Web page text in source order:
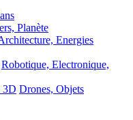
Planète
Energies
Robotique, Electronique,
3D Drones, Objets